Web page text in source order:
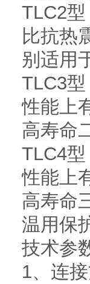
TLC2
比抗热
别适用
TLC3
性能上
高寿命
TLC4
性能上
高寿命
温用保
技术参
1、连